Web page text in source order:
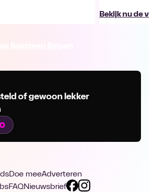
Bekijk nu de
of gewoon lekker
Doe meeAdverteren
FAQNieuwsbrief